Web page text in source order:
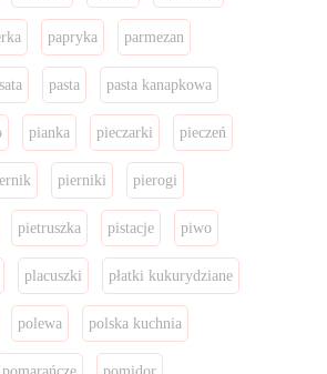
papryka parmezan
pasta pasta kanapkowa
pianka pieczarki pieczeń
pierniki pierogi
pietruszka pistacje piwo
placuszki płatki kukurydziane
polewa polska kuchnia